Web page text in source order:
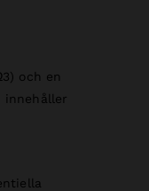
och en
innehåller